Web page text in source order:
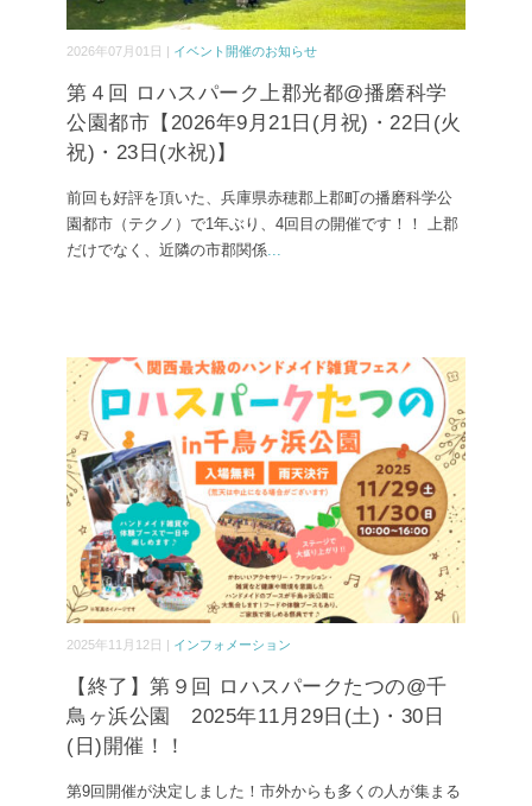
2026年07月01日 | イベント開催のお知らせ
第４回 ロハスパーク上郡光都@播磨科学
公園都市【2026年9月21日(月祝)・22日(火
祝)・23日(水祝)】
前回も好評を頂いた、兵庫県赤穂郡上郡町の播磨科学公
園都市（テクノ）で1年ぶり、4回目の開催です！！ 上郡
だけでなく、近隣の市郡関係...
2025年11月12日 | インフォメーション
【終了】第９回 ロハスパークたつの@千
鳥ヶ浜公園 2025年11月29日(土)・30日
(日)開催！！
第9回開催が決定しました！市外からも多くの人が集まる